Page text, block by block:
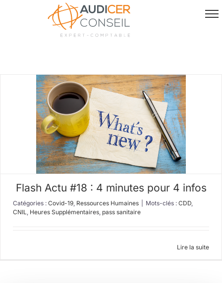
Flash Actu #18 : 4 minutes pour 4 infos
Catégories : Covid-19, Ressources Humaines Mots-clés : CDD,
CNIL, Heures Supplémentaires, pass sanitaire
Lire la suite